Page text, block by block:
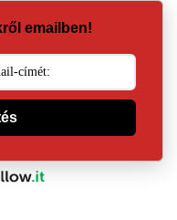
emailben!